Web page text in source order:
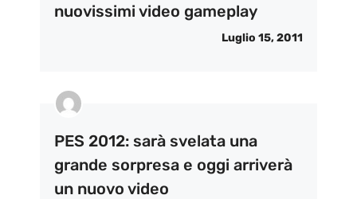
nuovissimi video gameplay
Luglio 15, 2011
PES 2012: sarà svelata una
grande sorpresa e oggi arriverà
un nuovo video